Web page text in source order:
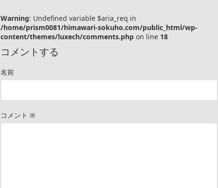
Warning: Undefined variable $aria_req in
/home/prism0081/himawari-sokuho.com/public_html/wp-
content/themes/luxech/comments.php on line 18
コメントする
名前
コメント ※